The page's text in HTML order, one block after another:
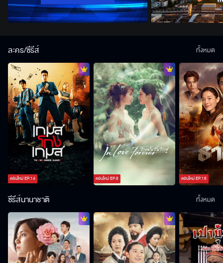
ละคร/ซีรีส์
ตอนใหม่EP.14 ตอนใหม่EP.8 ตอนใหม่EP.18
ทั้งหมด
ซีรีส์นานาชาติ ทั้งหมด